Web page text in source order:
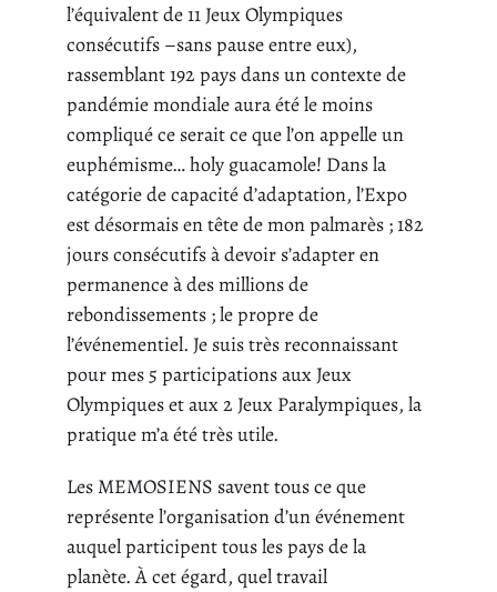
l’équivalent de 11 Jeux Olympiques
consécutifs –sans pause entre eux),
rassemblant 192 pays dans un contexte de
pandémie mondiale aura été le moins
compliqué ce serait ce que l’on appelle un
euphémisme… holy guacamole! Dans la
catégorie de capacité d’adaptation, l’Expo
est désormais en tête de mon palmarès ; 182
jours consécutifs à devoir s’adapter en
permanence à des millions de
rebondissements ; le propre de
l’événementiel. Je suis très reconnaissant
pour mes 5 participations aux Jeux
Olympiques et aux 2 Jeux Paralympiques, la
pratique m’a été très utile.
Les MEMOSIENS savent tous ce que
représente l’organisation d’un événement
auquel participent tous les pays de la
planète. À cet égard, quel travail